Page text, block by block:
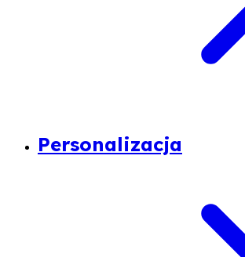
Personalizacja